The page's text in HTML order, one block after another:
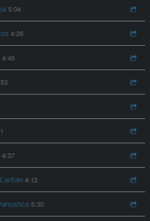
5:04
4:26
4:45
4:37
4:12
5:30